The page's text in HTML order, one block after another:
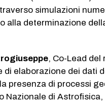
simulazioni
alla determinazione
, Co-Lead del
di elaborazione dei dati
presenza di processi
Nazionale di Astrofisica,